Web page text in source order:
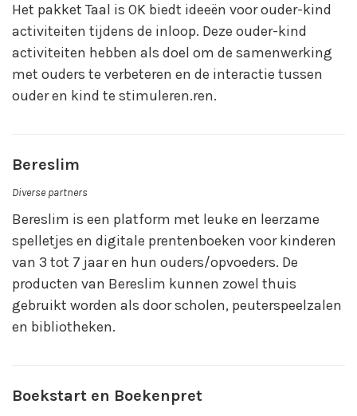
Het pakket Taal is OK biedt ideeën voor ouder-kind
activiteiten tijdens de inloop. Deze ouder-kind
activiteiten hebben als doel om de samenwerking
met ouders te verbeteren en de interactie tussen
ouder en kind te stimuleren.ren.
Bereslim
Diverse partners
Bereslim is een platform met leuke en leerzame
spelletjes en digitale prentenboeken voor kinderen
van 3 tot 7 jaar en hun ouders/opvoeders. De
producten van Bereslim kunnen zowel thuis
gebruikt worden als door scholen, peuterspeelzalen
en bibliotheken.
Boekstart en Boekenpret